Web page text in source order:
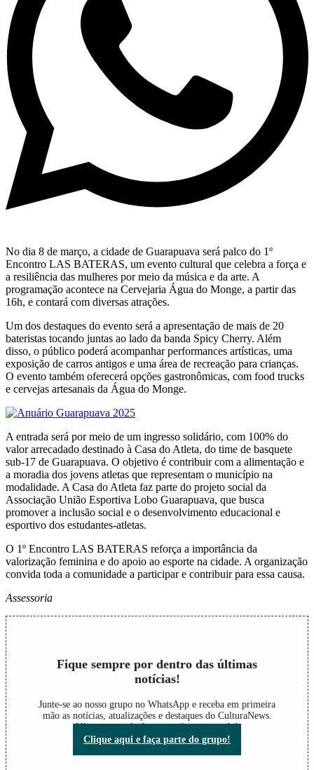
No dia 8 de março, a cidade de Guarapuava será palco do 1º
Encontro LAS BATERAS, um evento cultural que celebra a força e
a resiliência das mulheres por meio da música e da arte. A
programação acontece na Cervejaria Água do Monge, a partir das
16h, e contará com diversas atrações.
Um dos destaques do evento será a apresentação de mais de 20
bateristas tocando juntas ao lado da banda Spicy Cherry. Além
disso, o público poderá acompanhar performances artísticas, uma
exposição de carros antigos e uma área de recreação para crianças.
O evento também oferecerá opções gastronômicas, com food trucks
e cervejas artesanais da Água do Monge.
A entrada será por meio de um ingresso solidário, com 100% do
valor arrecadado destinado à Casa do Atleta, do time de basquete
sub-17 de Guarapuava. O objetivo é contribuir com a alimentação e
a moradia dos jovens atletas que representam o município na
modalidade. A Casa do Atleta faz parte do projeto social da
Associação União Esportiva Lobo Guarapuava, que busca
promover a inclusão social e o desenvolvimento educacional e
esportivo dos estudantes-atletas.
O 1º Encontro LAS BATERAS reforça a importância da
valorização feminina e do apoio ao esporte na cidade. A organização
convida toda a comunidade a participar e contribuir para essa causa.
Assessoria
Fique sempre por dentro das últimas
notícias!
Junte-se ao nosso grupo no WhatsApp e receba em primeira
mão as notícias, atualizações e destaques do CulturaNews.
Não perca nada do que está acontecendo!
Clique aqui e faça parte do grupo!